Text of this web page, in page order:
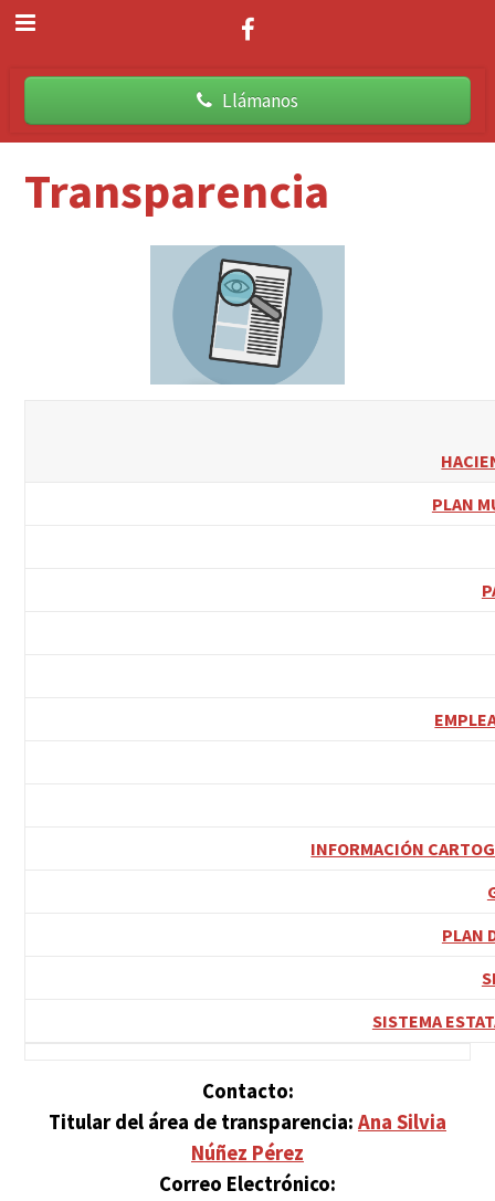
Llámanos
Transparencia
PLAN
INFORMACIÓN
PLAN
SISTEMA
Contacto:
Titular del área de transparencia: Ana Silvia
Núñez Pérez
Correo Electrónico: